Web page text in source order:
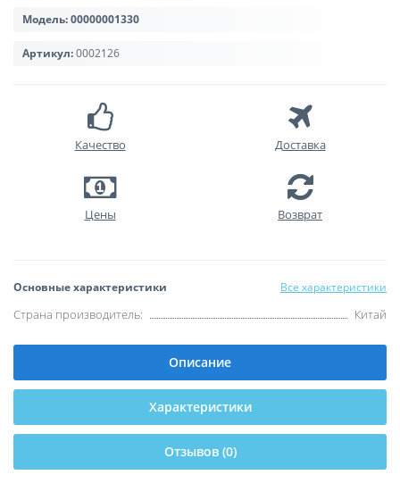
Модель:00000001330
Артикул:0002126
Качество Доставка
Цены Возврат
Основные характеристики Все характеристики
Страна производитель: Китай
Описание
Характеристики
Отзывов (0)